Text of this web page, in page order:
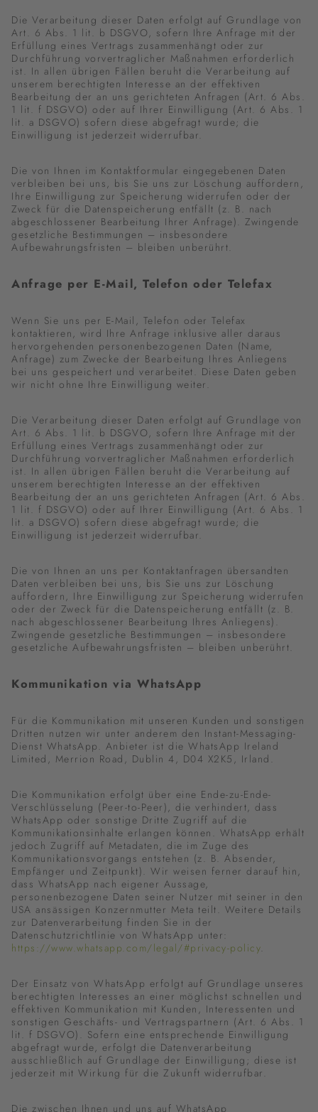
Die Verarbeitung dieser Daten erfolgt auf Grundlage von
Art. 6 Abs. 1 lit. b DSGVO, sofern Ihre Anfrage mit der
Erfüllung eines Vertrags zusammenhängt oder zur
Durchführung vorvertraglicher Maßnahmen erforderlich
ist. In allen übrigen Fällen beruht die Verarbeitung auf
unserem berechtigten Interesse an der effektiven
Bearbeitung der an uns gerichteten Anfragen (Art. 6 Abs.
1 lit. f DSGVO) oder auf Ihrer Einwilligung (Art. 6 Abs. 1
lit. a DSGVO) sofern diese abgefragt wurde; die
Einwilligung ist jederzeit widerrufbar.
Die von Ihnen im Kontaktformular eingegebenen Daten
verbleiben bei uns, bis Sie uns zur Löschung auffordern,
Ihre Einwilligung zur Speicherung widerrufen oder der
Zweck für die Datenspeicherung entfällt (z. B. nach
abgeschlossener Bearbeitung Ihrer Anfrage). Zwingende
gesetzliche Bestimmungen – insbesondere
Aufbewahrungsfristen – bleiben unberührt.
Anfrage per E-Mail, Telefon oder Telefax
Wenn Sie uns per E-Mail, Telefon oder Telefax
kontaktieren, wird Ihre Anfrage inklusive aller daraus
hervorgehenden personenbezogenen Daten (Name,
Anfrage) zum Zwecke der Bearbeitung Ihres Anliegens
bei uns gespeichert und verarbeitet. Diese Daten geben
wir nicht ohne Ihre Einwilligung weiter.
Die Verarbeitung dieser Daten erfolgt auf Grundlage von
Art. 6 Abs. 1 lit. b DSGVO, sofern Ihre Anfrage mit der
Erfüllung eines Vertrags zusammenhängt oder zur
Durchführung vorvertraglicher Maßnahmen erforderlich
ist. In allen übrigen Fällen beruht die Verarbeitung auf
unserem berechtigten Interesse an der effektiven
Bearbeitung der an uns gerichteten Anfragen (Art. 6 Abs.
1 lit. f DSGVO) oder auf Ihrer Einwilligung (Art. 6 Abs. 1
lit. a DSGVO) sofern diese abgefragt wurde; die
Einwilligung ist jederzeit widerrufbar.
Die von Ihnen an uns per Kontaktanfragen übersandten
Daten verbleiben bei uns, bis Sie uns zur Löschung
auffordern, Ihre Einwilligung zur Speicherung widerrufen
oder der Zweck für die Datenspeicherung entfällt (z. B.
nach abgeschlossener Bearbeitung Ihres Anliegens).
Zwingende gesetzliche Bestimmungen – insbesondere
gesetzliche Aufbewahrungsfristen – bleiben unberührt.
Kommunikation via WhatsApp
Für die Kommunikation mit unseren Kunden und sonstigen
Dritten nutzen wir unter anderem den Instant-Messaging-
Dienst WhatsApp. Anbieter ist die WhatsApp Ireland
Limited, Merrion Road, Dublin 4, D04 X2K5, Irland.
Die Kommunikation erfolgt über eine Ende-zu-Ende-
Verschlüsselung (Peer-to-Peer), die verhindert, dass
WhatsApp oder sonstige Dritte Zugriff auf die
Kommunikationsinhalte erlangen können. WhatsApp erhält
jedoch Zugriff auf Metadaten, die im Zuge des
Kommunikationsvorgangs entstehen (z. B. Absender,
Empfänger und Zeitpunkt). Wir weisen ferner darauf hin,
dass WhatsApp nach eigener Aussage,
personenbezogene Daten seiner Nutzer mit seiner in den
USA ansässigen Konzernmutter Meta teilt. Weitere Details
zur Datenverarbeitung finden Sie in der
Datenschutzrichtlinie von WhatsApp unter:
https://www.whatsapp.com/legal/#privacy-policy
Der Einsatz von WhatsApp erfolgt auf Grundlage unseres
berechtigten Interesses an einer möglichst schnellen und
effektiven Kommunikation mit Kunden, Interessenten und
sonstigen Geschäfts- und Vertragspartnern (Art. 6 Abs. 1
lit. f DSGVO). Sofern eine entsprechende Einwilligung
abgefragt wurde, erfolgt die Datenverarbeitung
ausschließlich auf Grundlage der Einwilligung; diese ist
jederzeit mit Wirkung für die Zukunft widerrufbar.
Die zwischen Ihnen und uns auf WhatsApp